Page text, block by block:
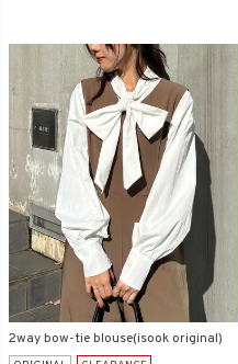
2way bow-tie blouse(isook original)